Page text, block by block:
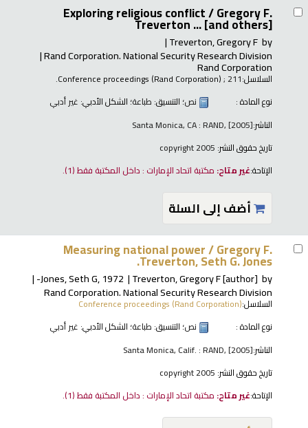
Exploring religious conflict /Gregory F.
Treverton ... [and others]
by
Treverton, Gregory F
Rand Corporation. National Security Research Division
Rand Corporation
السلاسل: Conference proceedings (Rand Corporation); 211.
نوع المادة :
نص؛ التنسيق: طباعة؛ الشكل الأدبي: غير أدبي
الناشر:Santa Monica, CA : RAND, [2005]
تاريخ حقوق النشر:
الإتاحة:غير متاح: مكتبة اتحاد الإمارات : داخل المكتبة فقط(1).
أضف إلى السلة
Measuring national power /Gregory F.
Treverton, Seth G. Jones.
by
Treverton, Gregory F[author]
Jones, Seth G, 1972-
Rand Corporation. National Security Research Division
السلاسل:Conference proceedings (Rand Corporation)
نوع المادة :
نص؛ التنسيق: طباعة؛ الشكل الأدبي: غير أدبي
الناشر:Santa Monica, Calif. : RAND, [2005]
تاريخ حقوق النشر:
الإتاحة:غير متاح: مكتبة اتحاد الإمارات : داخل المكتبة فقط(1).